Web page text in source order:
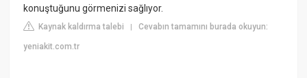
konuştuğunu görmenizi sağlıyor.
Kaynak kaldırma talebi |Cevabın tamamını burada okuyun:
yeniakit.com.tr